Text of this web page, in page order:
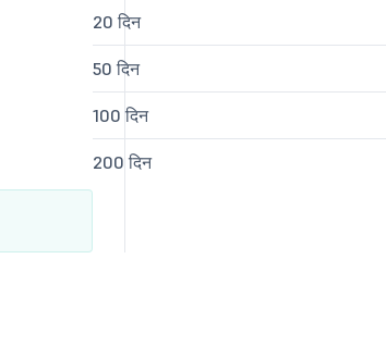
20 दिन
50 दिन
100 दिन
200 दिन